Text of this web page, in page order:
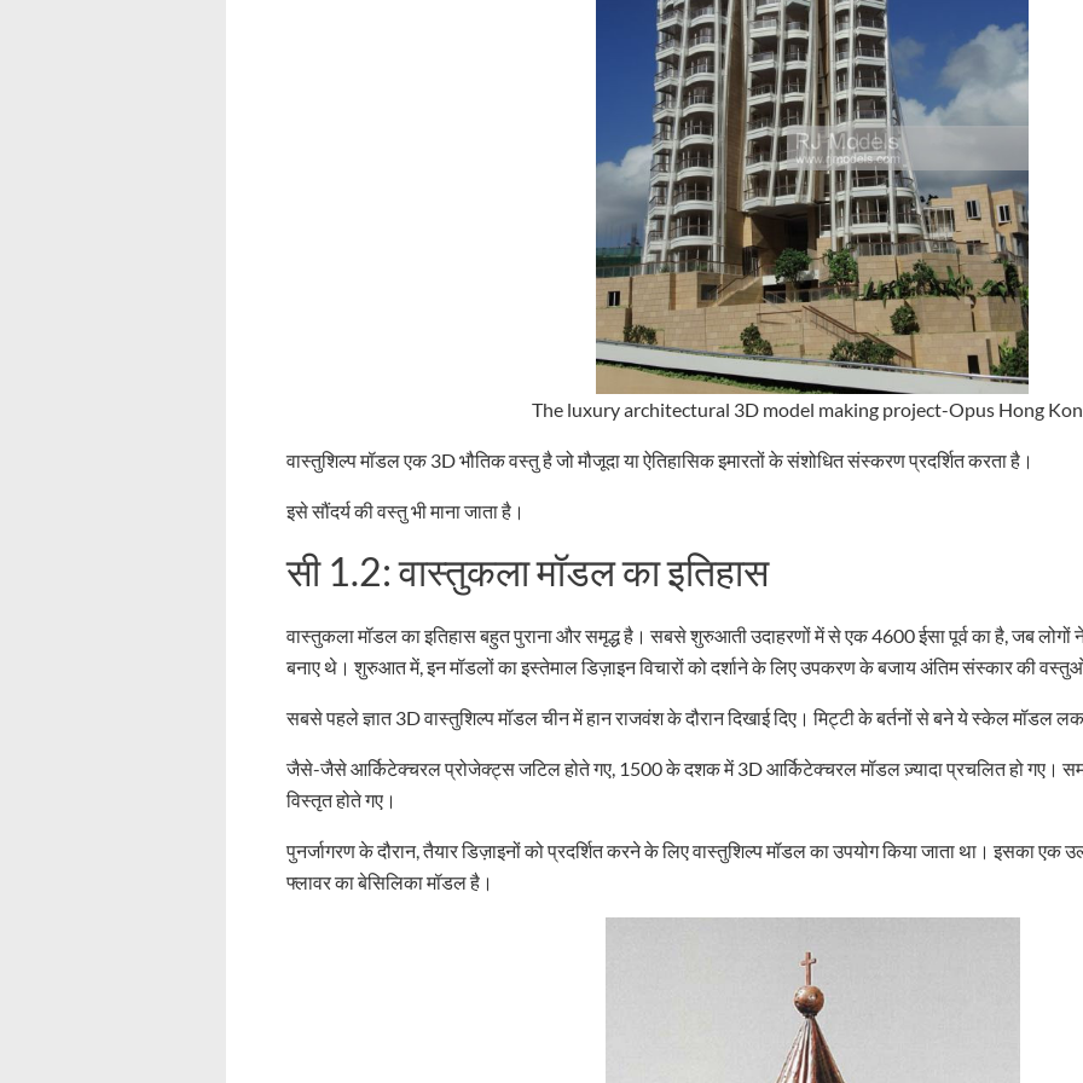
The luxury architectural 3D model making project-Opus Hong
वास्तुशिल्प मॉडल एक 3D भौतिक वस्तु है जो मौजूदा या ऐतिहासिक इमारतों के संशोधित संस्करण प्रदर्शित करता है।
इसे सौंदर्य की वस्तु भी माना जाता है।
सी 1.2: वास्तुकला मॉडल का इतिहास
वास्तुकला मॉडल का इतिहास बहुत पुराना और समृद्ध है। सबसे शुरुआती उदाहरणों में से एक 4600 ईसा पूर्व का है, जब लोगों
बनाए थे। शुरुआत में, इन मॉडलों का इस्तेमाल डिज़ाइन विचारों को दर्शाने के लिए उपकरण के बजाय अंतिम संस्कार की
सबसे पहले ज्ञात 3D वास्तुशिल्प मॉडल चीन में हान राजवंश के दौरान दिखाई दिए। मिट्टी के बर्तनों से बने ये स्केल
जैसे-जैसे आर्किटेक्चरल प्रोजेक्ट्स जटिल होते गए, 1500 के दशक में 3D आर्किटेक्चरल मॉडल ज़्यादा प्रचलित हो गए।
विस्तृत होते गए।
पुनर्जागरण के दौरान, तैयार डिज़ाइनों को प्रदर्शित करने के लिए वास्तुशिल्प मॉडल का उपयोग किया जाता था। इसका
फ्लावर का बेसिलिका मॉडल है।